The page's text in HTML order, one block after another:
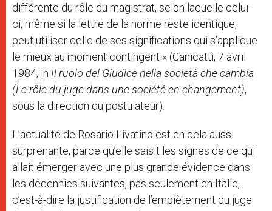
différente du rôle du magistrat, selon laquelle celui-
ci, même si la lettre de la norme reste identique,
peut utiliser celle de ses significations qui s’applique
le mieux au moment contingent » (Canicattì, 7 avril
1984, in Il ruolo del Giudice nella società che cambia
(Le rôle du juge dans une société en changement),
sous la direction du postulateur).
L’actualité de Rosario Livatino est en cela aussi
surprenante, parce qu’elle saisit les signes de ce qui
allait émerger avec une plus grande évidence dans
les décennies suivantes, pas seulement en Italie,
c’est-à-dire la justification de l’empiètement du juge